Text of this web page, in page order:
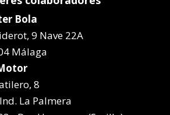
Bola
9 Nave 22A
Málaga
8
La Palmera